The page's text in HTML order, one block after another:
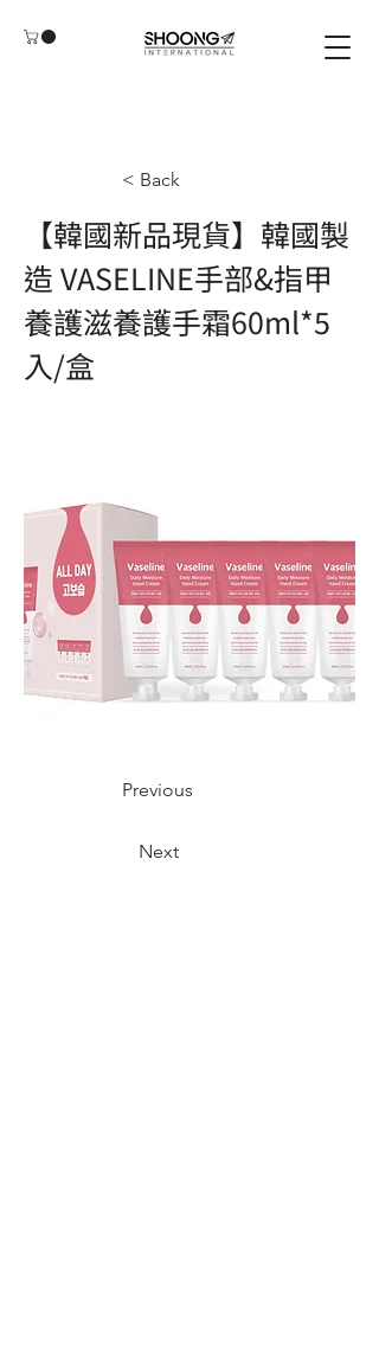
< Back
【韓國新品現貨】韓國製
造 VASELINE手部&指甲
養護滋養護手霜60ml*5
入/盒
Previous
Next